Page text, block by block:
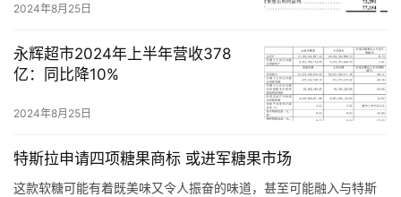
2024年8月25日
永辉超市2024年上半年营收378
亿：同比降10%
2024年8月25日
特斯拉申请四项糖果商标 或进军糖果市场
这款软糖可能有着既美味又令人振奋的味道，甚至可能融入与特斯